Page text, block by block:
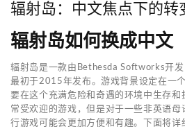
辐射岛：中文焦点下的转
辐射岛如何换成中文
辐射岛是一款由Bethesda Softworks开发
最初于2015年发布。游戏背景设定在一
要在这个充满危险和奇遇的环境中生存
常受欢迎的游戏，但是对于一些非英语
行游戏可能会更加方便和有趣。下面将